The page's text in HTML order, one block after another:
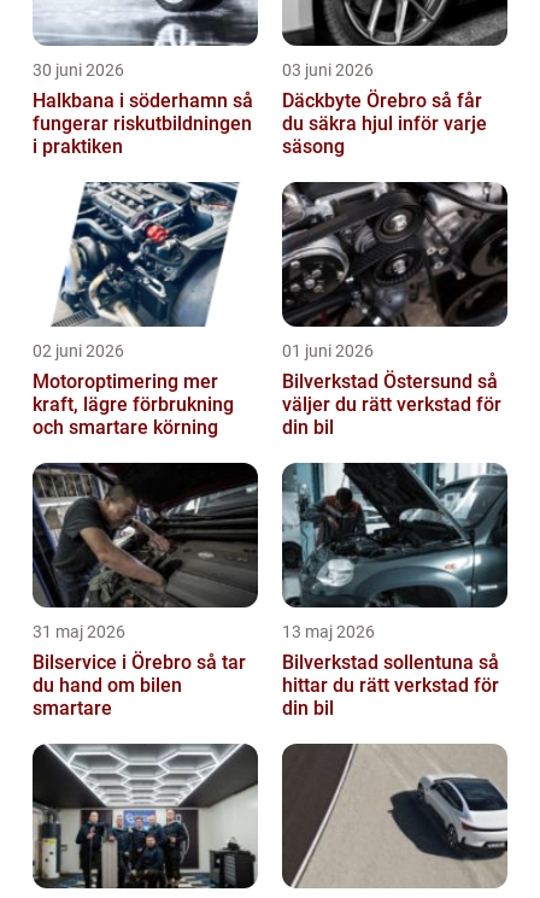
30 juni 2026
Halkbana i söderhamn så
fungerar riskutbildningen
i praktiken
03 juni 2026
Däckbyte Örebro så får
du säkra hjul inför varje
säsong
02 juni 2026
Motoroptimering mer
kraft, lägre förbrukning
och smartare körning
01 juni 2026
Bilverkstad Östersund så
väljer du rätt verkstad för
din bil
31 maj 2026
Bilservice i Örebro så tar
du hand om bilen
smartare
13 maj 2026
Bilverkstad sollentuna så
hittar du rätt verkstad för
din bil